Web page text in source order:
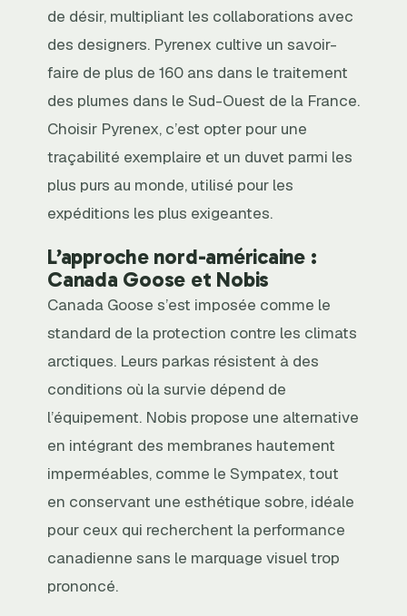
de désir, multipliant les collaborations avec
des designers. Pyrenex cultive un savoir-
faire de plus de 160 ans dans le traitement
des plumes dans le Sud-Ouest de la France.
Choisir Pyrenex, c’est opter pour une
traçabilité exemplaire et un duvet parmi les
plus purs au monde, utilisé pour les
expéditions les plus exigeantes.
L’approche nord-américaine :
Canada Goose et Nobis
Canada Goose s’est imposée comme le
standard de la protection contre les climats
arctiques. Leurs parkas résistent à des
conditions où la survie dépend de
l’équipement. Nobis propose une alternative
en intégrant des membranes hautement
imperméables, comme le Sympatex, tout
en conservant une esthétique sobre, idéale
pour ceux qui recherchent la performance
canadienne sans le marquage visuel trop
prononcé.